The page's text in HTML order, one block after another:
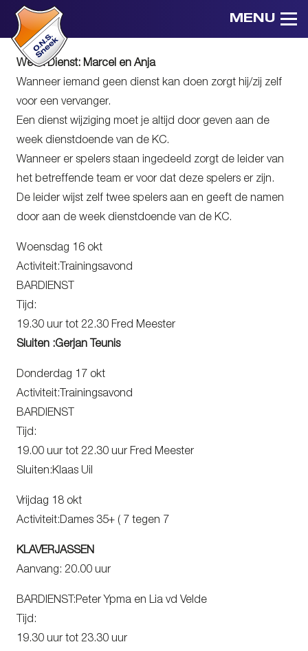
MENU
Week Dienst: Marcel en Anja
Wanneer iemand geen dienst kan doen zorgt hij/zij zelf
voor een vervanger.
Een dienst wijziging moet je altijd door geven aan de
week dienstdoende van de KC.
Wanneer er spelers staan ingedeeld zorgt de leider van
het betreffende team er voor dat deze spelers er zijn.
De leider wijst zelf twee spelers aan en geeft de namen
door aan de week dienstdoende van de KC.
Woensdag 16 okt
Activiteit:Trainingsavond
BARDIENST
Tijd:
19.30 uur tot 22.30 Fred Meester
Sluiten :Gerjan Teunis
Donderdag 17 okt
Activiteit:Trainingsavond
BARDIENST
Tijd:
19.00 uur tot 22.30 uur Fred Meester
Sluiten:Klaas Uil
Vrijdag 18 okt
Activiteit:Dames 35+ ( 7 tegen 7
KLAVERJASSEN
Aanvang: 20.00 uur
BARDIENST:Peter Ypma en Lia vd Velde
Tijd:
19.30 uur tot 23.30 uur